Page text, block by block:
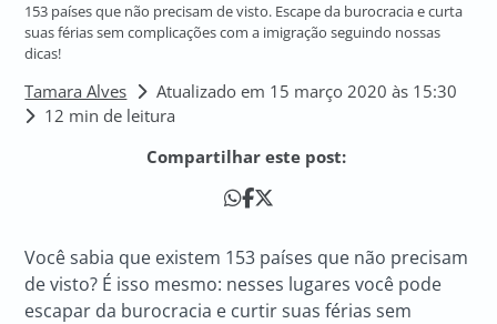
153 países que não precisam de visto. Escape da burocracia e curta
suas férias sem complicações com a imigração seguindo nossas
dicas!
Tamara Alves
Atualizado em 15 março 2020 às 15:30
12 min de leitura
Compartilhar este post:
Você sabia que existem 153 países que não precisam
de visto? É isso mesmo: nesses lugares você pode
escapar da burocracia e curtir suas férias sem